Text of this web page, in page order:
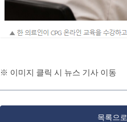
※ 이미지 클릭 시 뉴스 기사 이동
목록으로